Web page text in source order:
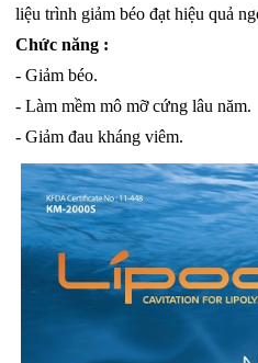
liệu trình giảm béo đạt hiệu quả
Chức năng :
- Giảm béo.
- Làm mềm mô mỡ cứng lâu năm.
- Giảm đau kháng viêm.